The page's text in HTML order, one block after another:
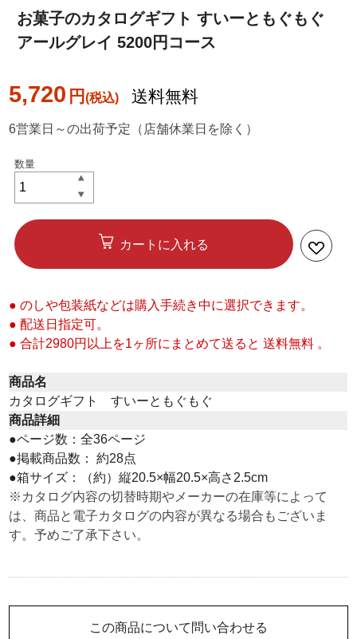
お菓子のカタログギフト すいーともぐもぐ
アールグレイ 5200円コース
5,720 円 送料無料
6営業日～の出荷予定（店舗休業日を除く）
カートに入れる
この商品について問い合わせる
● のしや包装紙などは購入手続き中に選択できます。
● 配送日指定可。
● 合計2980円以上を1ヶ所にまとめて送ると 送料無料 。
商品名
カタログギフト すいーともぐもぐ
商品詳細
●ページ数：全36ページ
●掲載商品数： 約28点
●箱サイズ：（約）縦20.5×幅20.5×高さ2.5cm
※カタログ内容の切替時期やメーカーの在庫等によって
は、商品と電子カタログの内容が異なる場合もございま
す。予めご了承下さい。